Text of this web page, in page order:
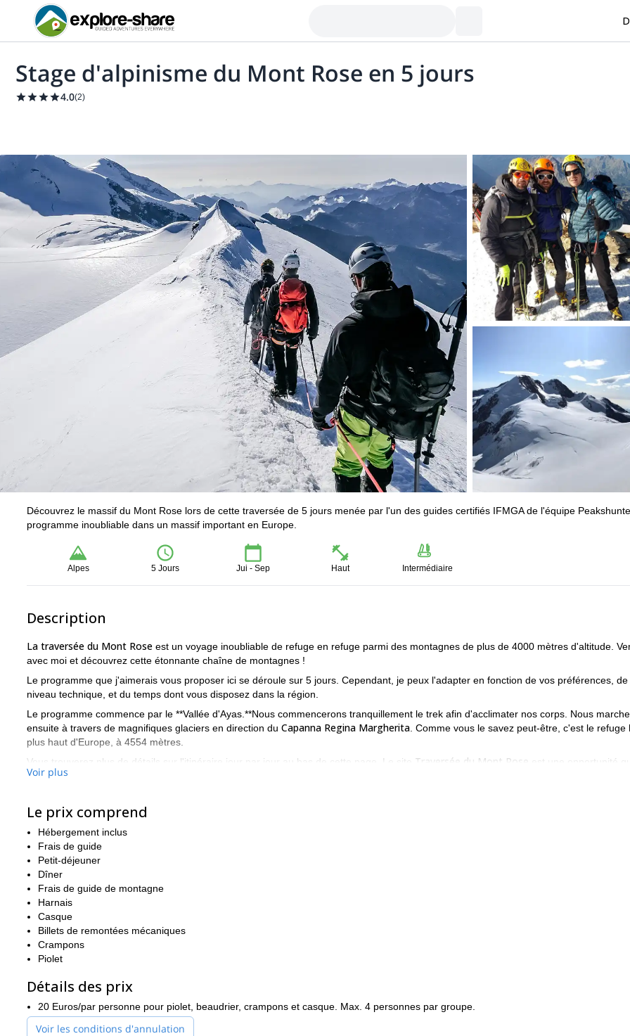
Stage d'alpinisme du Mont Rose en 5 jours
4.0(2)
Découvrez le massif du Mont Rose lors de cette traversée de 5 jours menée par l'un des guides certifiés IFMGA de l'équipe
programme inoubliable dans un massif important en Europe.
Alpes 5 Jours Jui - Sep Haut Intermédiaire
Description
La traversée du Mont Rose est un voyage inoubliable de refuge en refuge parmi des montagnes de plus de 4000 mètres d'altitude.
avec moi et découvrez cette étonnante chaîne de montagnes !
Le programme que j'aimerais vous proposer ici se déroule sur 5 jours. Cependant, je peux l'adapter en fonction de vos préférences,
niveau technique, et du temps dont vous disposez dans la région.
Le programme commence par le **Vallée d'Ayas.**Nous commencerons tranquillement le trek afin d'acclimater nos corps. Nous
ensuite à travers de magnifiques glaciers en direction du Capanna Regina Margherita . Comme vous le savez peut-être, c'est le refuge
plus haut d'Europe, à 4554 mètres.
Vous trouverez plus de détails sur l'itinéraire jour par jour au bas de cette page. Le site Traversée du Mont Rose
est une opportunité
vous ne pouvez pas manquer. Ce sera une aventure inoubliable dans l'une des plus belles chaînes de montagnes d'Europe !
privé au Mont Rose !
Voir plus
Le prix comprend
Hébergement inclus
Frais de guide
Petit-déjeuner
Dîner
Frais de guide de montagne
Harnais
Casque
Billets de remontées mécaniques
Crampons
Piolet
Détails des prix
20 Euros/par personne pour piolet, beaudrier, crampons et casque. Max. 4 personnes par groupe.
Voir les conditions d'annulation